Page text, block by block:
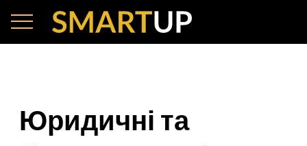
вступ
бухгалтерські
Юридичні та